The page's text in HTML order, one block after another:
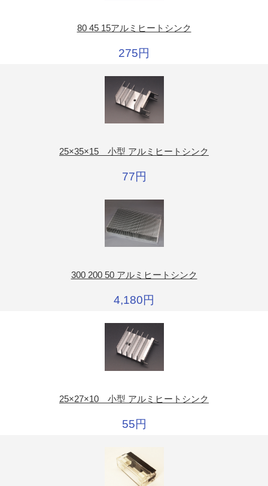
80 45 15アルミヒートシンク
275円
25×35×15 小型 アルミヒートシンク
77円
300 200 50 アルミヒートシンク
4,180円
25×27×10 小型 アルミヒートシンク
55円